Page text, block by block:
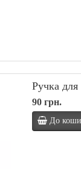
Ручка
90 грн.
До